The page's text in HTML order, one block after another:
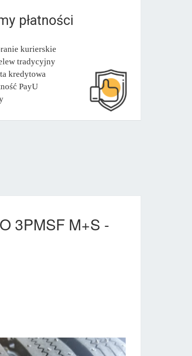
płatności
kurierskie
tradycyjny
kredytowa
PayU
3PMSF M+S -